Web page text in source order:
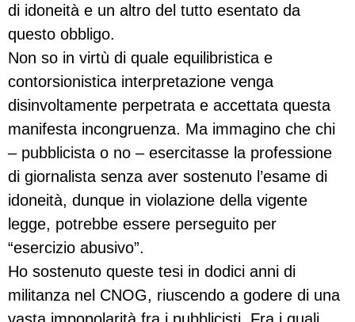
di idoneità e un altro del tutto esentato da
questo obbligo.
Non so in virtù di quale equilibristica e
contorsionistica interpretazione venga
disinvoltamente perpetrata e accettata questa
manifesta incongruenza. Ma immagino che chi
– pubblicista o no – esercitasse la professione
di giornalista senza aver sostenuto l’esame di
idoneità, dunque in violazione della vigente
legge, potrebbe essere perseguito per
“esercizio abusivo”.
Ho sostenuto queste tesi in dodici anni di
militanza nel CNOG, riuscendo a godere di una
vasta impopolarità fra i pubblicisti. Fra i quali